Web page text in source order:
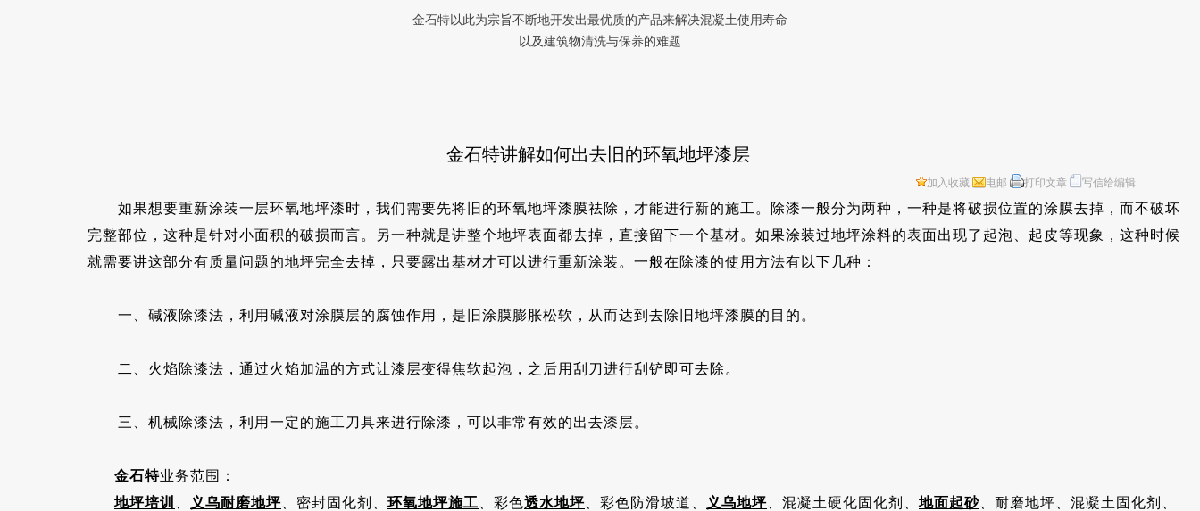
金石特讲解如何出去旧的环氧地坪漆层
加入收藏 电邮 打印文章 写信给编辑
如果想要重新涂装一层环氧地坪漆时，我们需要先将旧的环氧地坪漆膜祛除，才能进行新的施工。除漆一般分为两种，一种是将破损位置的涂膜去掉，而不破坏
完整部位，这种是针对小面积的破损而言。另一种就是讲整个地坪表面都去掉，直接留下一个基材。如果涂装过地坪涂料的表面出现了起泡、起皮等现象，这种时候
就需要讲这部分有质量问题的地坪完全去掉，只要露出基材才可以进行重新涂装。一般在除漆的使用方法有以下几种：
一、碱液除漆法，利用碱液对涂膜层的腐蚀作用，是旧涂膜膨胀松软，从而达到去除旧地坪漆膜的目的。
二、火焰除漆法，通过火焰加温的方式让漆层变得焦软起泡，之后用刮刀进行刮铲即可去除。
三、机械除漆法，利用一定的施工刀具来进行除漆，可以非常有效的出去漆层。
金石特业务范围：
地坪培训
义乌耐磨地坪 、密封固化剂、 环氧地坪施工 、彩色透水地坪 、彩色防滑坡道、 义乌地坪 、混凝土硬化固化剂、 地面起砂 、耐磨地坪、混凝土固化剂、